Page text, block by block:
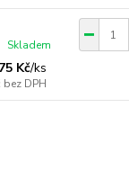
75 Kč/ks
bez DPH
Skladem